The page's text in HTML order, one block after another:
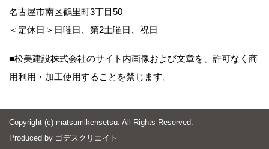
名古屋市南区鶴里町3丁目50
＜定休日＞日曜日、第2土曜日、祝日
■松美建設株式会社のサイト内画像および文章を、許可なく商
用利用・加工使用することを禁じます。
Copyright (c) matsumikensetsu. All Rights Reserved.
Produced by ゴデスクリエイト